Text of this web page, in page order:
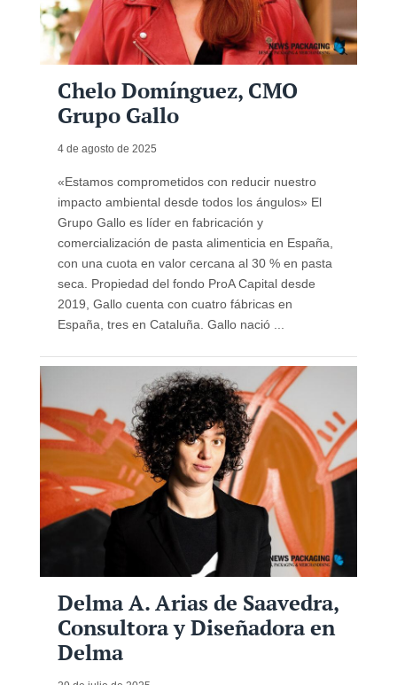
Chelo Domínguez, CMO
Grupo Gallo
4 de agosto de 2025
«Estamos comprometidos con reducir nuestro
impacto ambiental desde todos los ángulos» El
Grupo Gallo es líder en fabricación y
comercialización de pasta alimenticia en España,
con una cuota en valor cercana al 30 % en pasta
seca. Propiedad del fondo ProA Capital desde
2019, Gallo cuenta con cuatro fábricas en
España, tres en Cataluña. Gallo nació ...
Delma A. Arias de Saavedra,
Consultora y Diseñadora en
Delma